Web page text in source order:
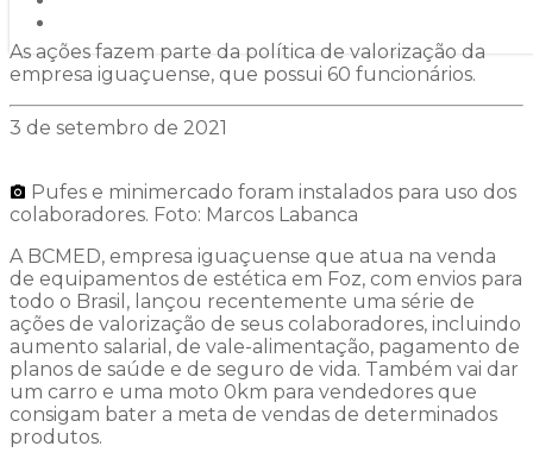
As ações fazem parte da política de valorização da
empresa iguaçuense, que possui 60 funcionários.
3 de setembro de 2021
Pufes e minimercado foram instalados para uso dos
colaboradores. Foto: Marcos Labanca
A BCMED, empresa iguaçuense que atua na venda
de equipamentos de estética em Foz, com envios para
todo o Brasil, lançou recentemente uma série de
ações de valorização de seus colaboradores, incluindo
aumento salarial, de vale-alimentação, pagamento de
planos de saúde e de seguro de vida. Também vai dar
um carro e uma moto 0km para vendedores que
consigam bater a meta de vendas de determinados
produtos.